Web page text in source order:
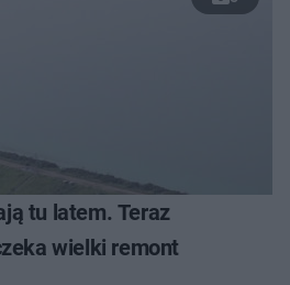
tu latem. Teraz
wielki remont